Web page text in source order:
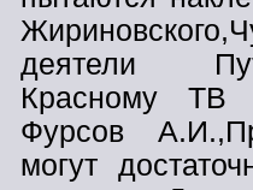
деятели
Красному ТВ
Фурсов
могут